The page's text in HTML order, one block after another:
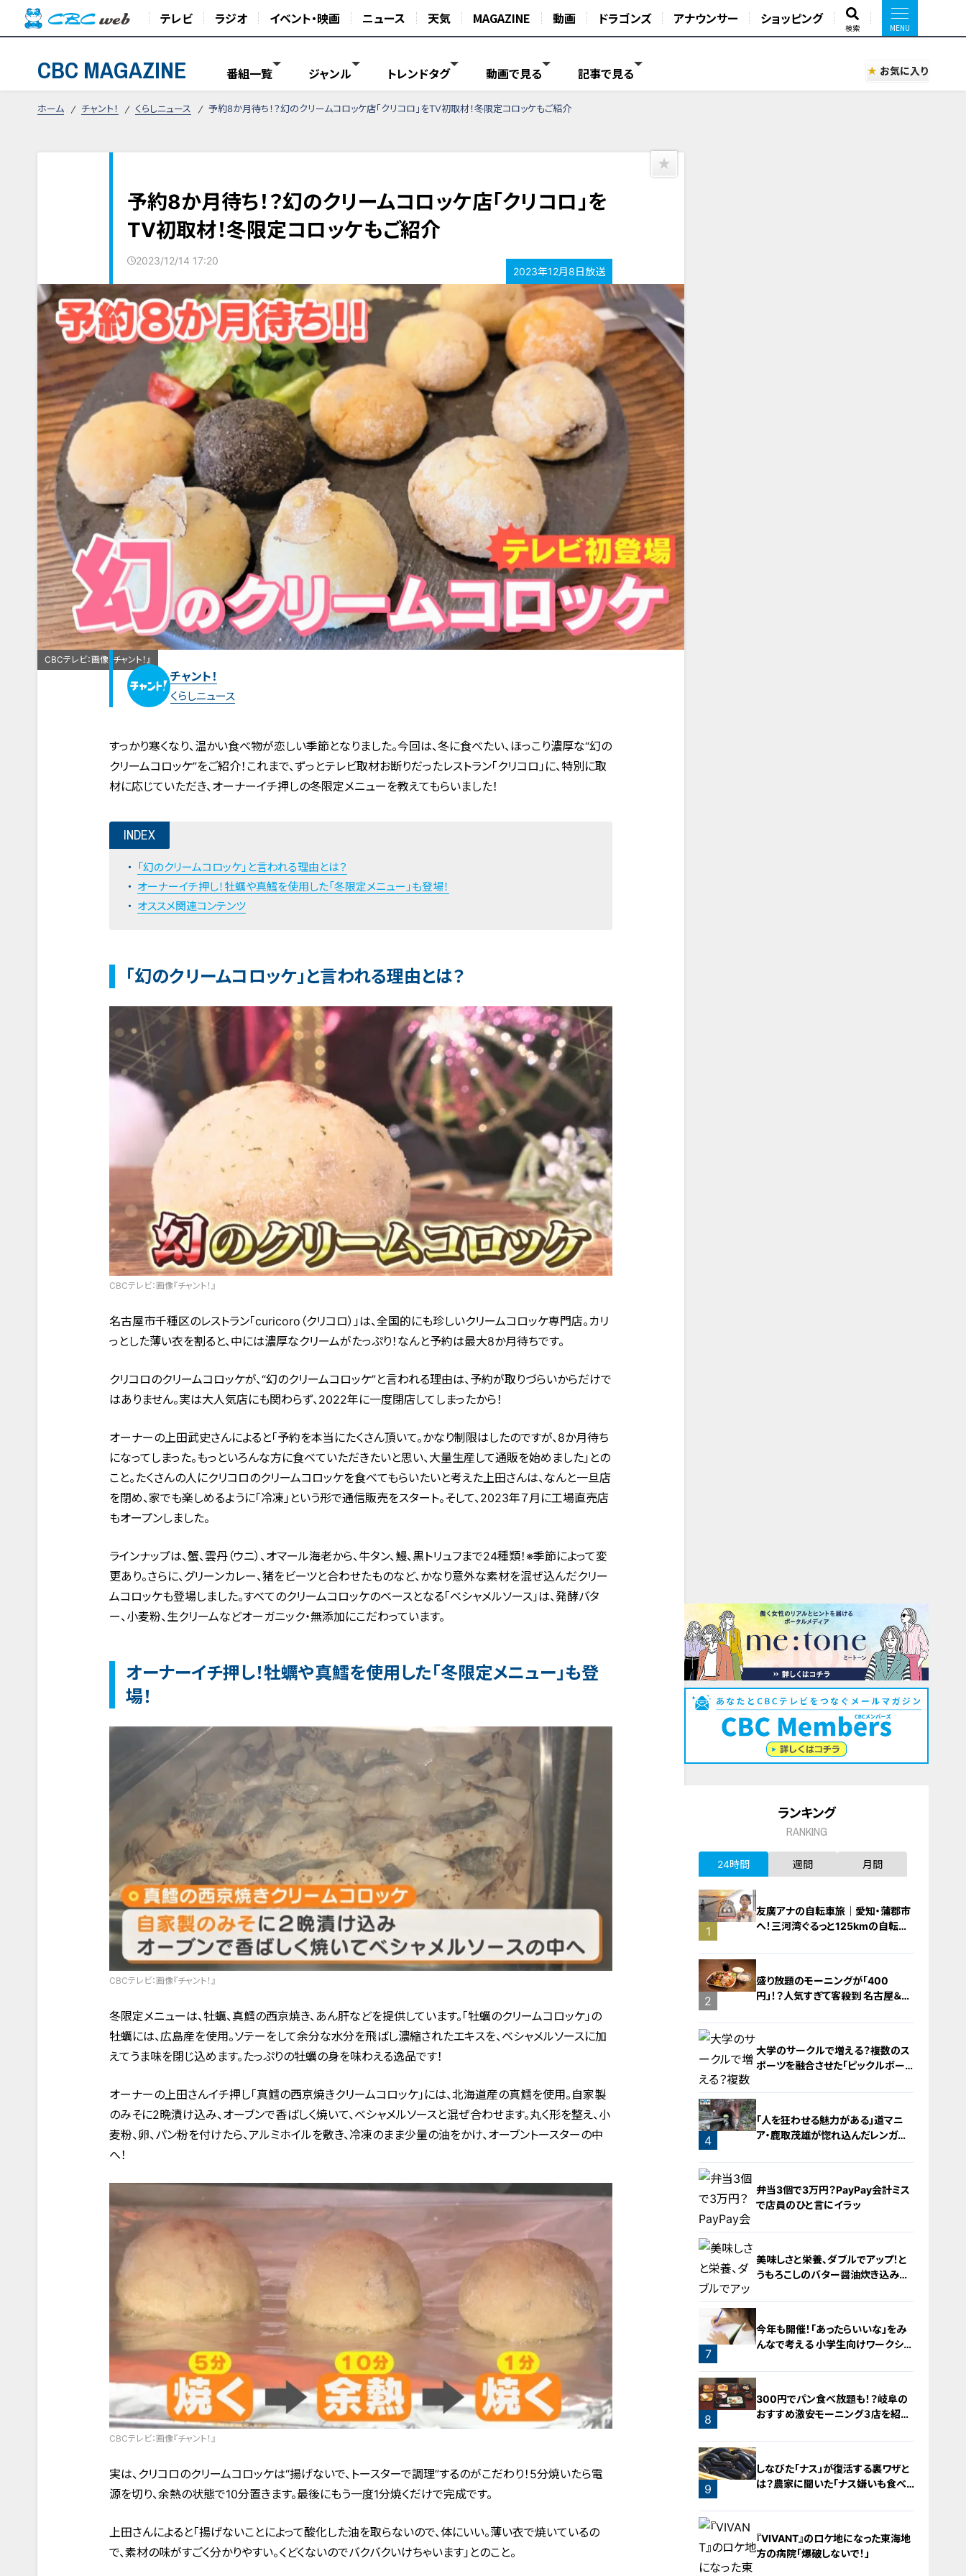
テレビ ラジオ イベント・映画 ニュース 天気 MAGAZINE 動画 ドラゴンズ アナウンサー ショッピング
検索
CBC MAGAZINE 番組一覧 ジャンル トレンドタグ 動画で見る 記事で見る お気に入り
ホーム チャント！ くらしニュース 予約8か月待ち！？幻のクリームコロッケ店「クリコロ」をTV初取材！冬限定コロッケもご紹介
予約8か月待ち！？幻のクリームコロッケ店「クリコロ」を
TV初取材！冬限定コロッケもご紹介
2023/12/14 17:20
2023年12月8日放送
CBCテレビ：画像『チャント！』
チャント！
くらしニュース
すっかり寒くなり、温かい食べ物が恋しい季節となりました。今回は、冬に食べたい、ほっこり濃厚な“幻の
クリームコロッケ”をご紹介！これまで、ずっとテレビ取材お断りだったレストラン「クリコロ」に、特別に取
材に応じていただき、オーナーイチ押しの冬限定メニューを教えてもらいました！
INDEX
「幻のクリームコロッケ」と言われる理由とは？
オーナーイチ押し！牡蠣や真鱈を使用した「冬限定メニュー」も登場！
オススメ関連コンテンツ
「幻のクリームコロッケ」と言われる理由とは？
CBCテレビ：画像『チャント！』
名古屋市千種区のレストラン「curicoro（クリコロ）」は、全国的にも珍しいクリームコロッケ専門店。カリ
っとした薄い衣を割ると、中には濃厚なクリームがたっぷり！なんと予約は最大8か月待ちです。
クリコロのクリームコロッケが、“幻のクリームコロッケ”と言われる理由は、予約が取りづらいからだけで
はありません。実は大人気店にも関わらず、2022年に一度閉店してしまったから！
オーナーの上田武史さんによると「予約を本当にたくさん頂いて。かなり制限はしたのですが、8か月待ち
になってしまった。もっといろんな方に食べていただきたいと思い、大量生産して通販を始めました」との
こと。たくさんの人にクリコロのクリームコロッケを食べてもらいたいと考えた上田さんは、なんと一旦店
を閉め、家でも楽しめるように「冷凍」という形で通信販売をスタート。そして、2023年７月に工場直売店
もオープンしました。
ラインナップは、蟹、雲丹（ウニ）、オマール海老から、牛タン、鰻、黒トリュフまで24種類！※季節によって変
更あり。さらに、グリーンカレー、猪をビーツと合わせたものなど、かなり意外な素材を混ぜ込んだクリー
ムコロッケも登場しました。すべてのクリームコロッケのベースとなる「ベシャメルソース」は、発酵バタ
ー、小麦粉、生クリームなどオーガニック・無添加にこだわっています。
オーナーイチ押し！牡蠣や真鱈を使用した「冬限定メニュー」も登
場！
CBCテレビ：画像『チャント！』
冬限定メニューは、牡蠣、真鱈の西京焼き、あん肝などを提供しています。「牡蠣のクリームコロッケ」の
牡蠣には、広島産を使用。ソテーをして余分な水分を飛ばし濃縮されたエキスを、ベシャメルソースに加
えてうま味を閉じ込めます。たっぷりの牡蠣の身を味わえる逸品です！
オーナーの上田さんイチ押し「真鱈の西京焼きクリームコロッケ」には、北海道産の真鱈を使用。自家製
のみそに2晩漬け込み、オーブンで香ばしく焼いて、ベシャメルソースと混ぜ合わせます。丸く形を整え、小
麦粉、卵、パン粉を付けたら、アルミホイルを敷き、冷凍のまま少量の油をかけ、オーブントースターの中
へ！
CBCテレビ：画像『チャント！』
実は、クリコロのクリームコロッケは“揚げないで、トースターで調理”するのがこだわり！5分焼いたら電
源を切り、余熱の状態で10分置きます。最後にもう一度1分焼くだけで完成です。
上田さんによると「揚げないことによって酸化した油を取らないので、体にいい。薄い衣で焼いているの
で、素材の味がすごく分かりやすい。くどくないのでバクバクいけちゃいます」とのこと。
ランキング
RANKING
24時間 週間 月間
1
友廣アナの自転車旅｜愛知・蒲郡市
へ！三河湾ぐるっと125kmの自転車
2
盛り放題のモーニングが「400
円」！？人気すぎて客殺到 名古屋＆岐
3
大学のサークルで増える？複数のス
ポーツを融合させた「ピックルボー
4
「人を狂わせる魅力がある」道マニ
ア・鹿取茂雄が惚れ込んだレンガの
5
弁当3個で3万円？PayPay会計ミス
で店員のひと言にイラッ
6
美味しさと栄養、ダブルでアップ！と
うもろこしのバター醤油炊き込みご
7
今年も開催！「あったらいいな」をみ
んなで考える 小学生向けワークショ
8
300円でパン食べ放題も！？岐阜の
おすすめ激安モーニング３店を紹
9
しなびた「ナス」が復活する裏ワザと
は？農家に聞いた「ナス嫌いも食べ
『VIVANT』のロケ地になった東海地
方の病院「爆破しないで！」